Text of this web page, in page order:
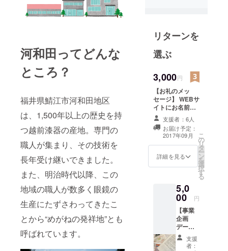
河和田ってどんな
ところ？
福井県鯖江市河和田地区
は、1,500年以上の歴史を持
つ越前漆器の産地。専門の
職人が集まり、その技術を
長年受け継いできました。
また、明治時代以降、この
地域の職人が数多く眼鏡の
生産にたずさわってきたこ
とから“めがねの発祥地”とも
呼ばれています。
きな可能性
に引き寄せ
られた地域
内外の人た
ちが「暮ら
し、集い、
作る」を
テーマに設
立した一般
社団法人。
にもある、
とってもと
びきりの公
園のような
場所にした
いと考
え、“PARK”
リターンを
選ぶ
3,000円
【お礼のメッ
セージ】 WEBサ
イトにお名前を
掲載。パークが
存続する限り残
し続けます。 ※
以下、すべての
リターンに適用
いたします。 ※
CAMPFIREの
メッセージ機能
にてご連絡くだ
さい。 ご連絡が
ない場合は、
CAMPFIREの
ユーザー名を記
載させていただ
支援者：6人
お届け予定：
2017年09月
詳細を見る
こ
の
リ
タ
ー
ン
を
選
択
す
る
5,0
00 円
【事業
企画
データ
一式／
何か新
支援
者：